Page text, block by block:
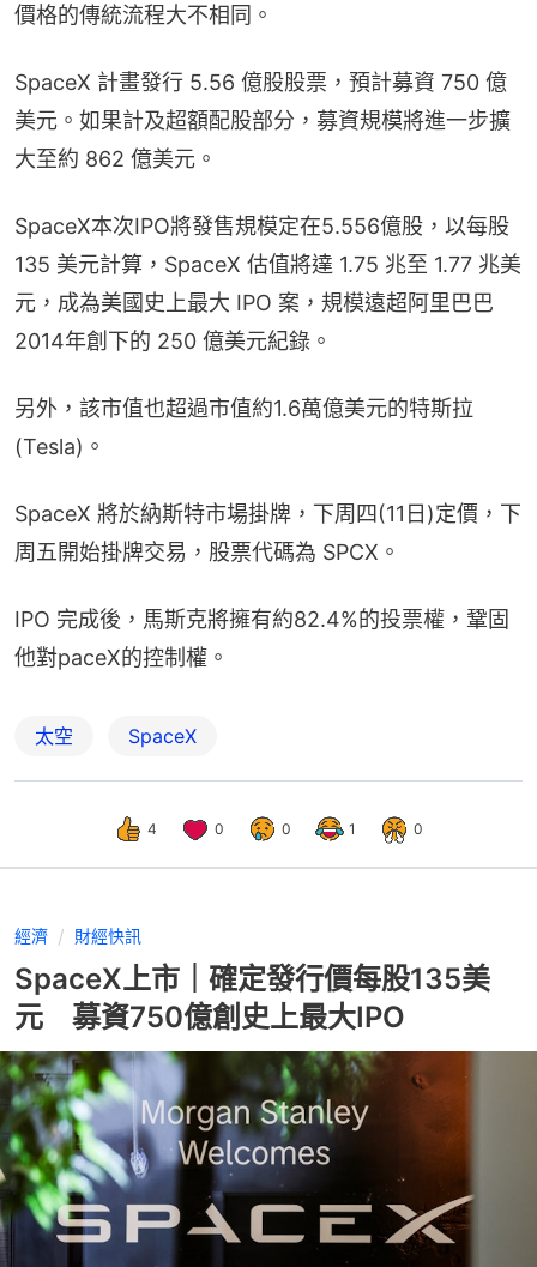
價格的傳統流程大不相同。
SpaceX 計畫發行 5.56 億股股票，預計募資 750 億
美元。如果計及超額配股部分，募資規模將進一步擴
大至約 862 億美元。
SpaceX本次IPO將發售規模定在5.556億股，以每股
135 美元計算，SpaceX 估值將達 1.75 兆至 1.77 兆美
元，成為美國史上最大 IPO 案，規模遠超阿里巴巴
2014年創下的 250 億美元紀錄。
另外，該市值也超過市值約1.6萬億美元的特斯拉
(Tesla)。
SpaceX 將於納斯特市場掛牌，下周四(11日)定價，下
周五開始掛牌交易，股票代碼為 SPCX。
IPO 完成後，馬斯克將擁有約82.4%的投票權，鞏固
他對paceX的控制權。
太空 SpaceX
4 0 0 1 0
經濟 財經快訊
SpaceX上市｜確定發行價每股135美
元 募資750億創史上最大IPO